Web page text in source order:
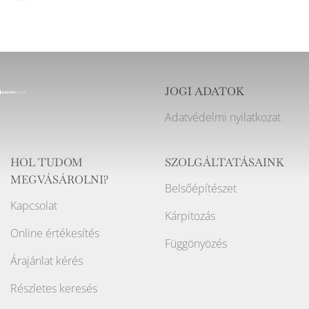
JOGI ADATOK
Adatvédelmi nyilatkozat
HOL TUDOM
MEGVÁSÁROLNI?
Kapcsolat
Online értékesítés
Árajánlat kérés
Részletes keresés
SZOLGÁLTATÁSAINK
Belsőépítészet
Kárpitozás
Függönyözés